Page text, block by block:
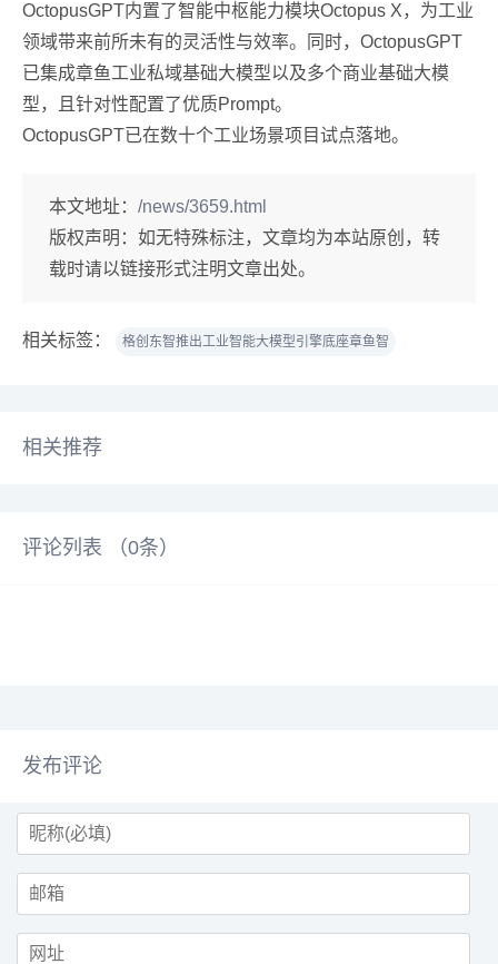
OctopusGPT内置了智能中枢能力模块Octopus X，为工业
领域带来前所未有的灵活性与效率。同时，OctopusGPT
已集成章鱼工业私域基础大模型以及多个商业基础大模
型，且针对性配置了优质Prompt。
OctopusGPT已在数十个工业场景项目试点落地。
本文地址： /news/3659.html
版权声明： 如无特殊标注，文章均为本站原创，转
载时请以链接形式注明文章出处。
相关标签： 格创东智推出工业智能大模型引擎底座章鱼智
相关推荐
评论列表 （0条）
发布评论